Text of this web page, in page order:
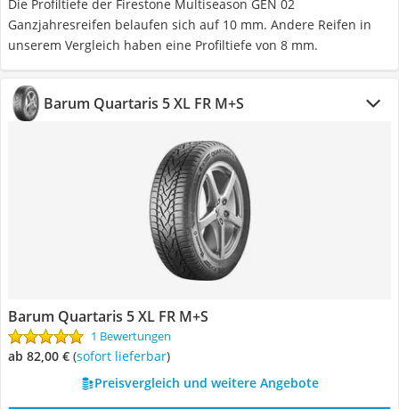
Die Profiltiefe der Firestone Multiseason GEN 02
Ganzjahresreifen belaufen sich auf 10 mm. Andere Reifen in
unserem Vergleich haben eine Profiltiefe von 8 mm.
Barum Quartaris 5 XL FR M+S
Barum Quartaris 5 XL FR M+S
1 Bewertungen
ab 82,00 € ( Sofort lieferbar)
Preisvergleich und weitere Angebote